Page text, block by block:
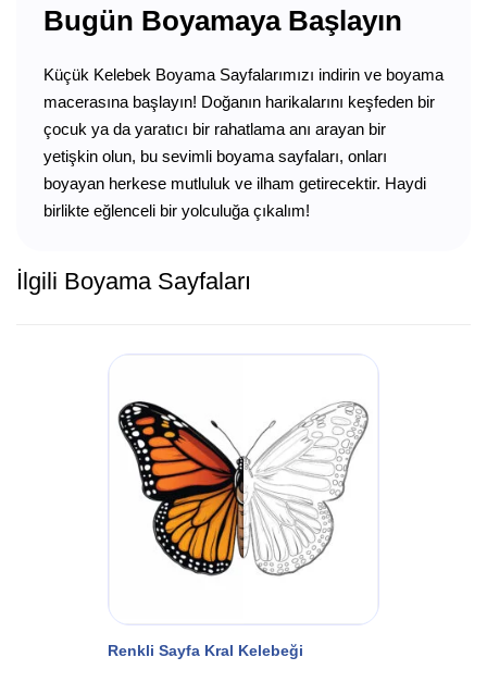
Bugün Boyamaya Başlayın
Küçük Kelebek Boyama Sayfalarımızı indirin ve boyama
macerasına başlayın! Doğanın harikalarını keşfeden bir
çocuk ya da yaratıcı bir rahatlama anı arayan bir
yetişkin olun, bu sevimli boyama sayfaları, onları
boyayan herkese mutluluk ve ilham getirecektir. Haydi
birlikte eğlenceli bir yolculuğa çıkalım!
İlgili Boyama Sayfaları
Renkli Sayfa Kral Kelebeği